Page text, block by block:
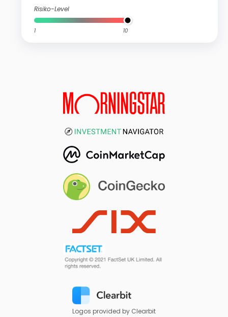
Risiko-Level
1 10
Logos provided by Clearbit